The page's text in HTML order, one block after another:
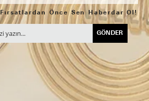
Önce Sen Haberdar Ol!
GÖNDER